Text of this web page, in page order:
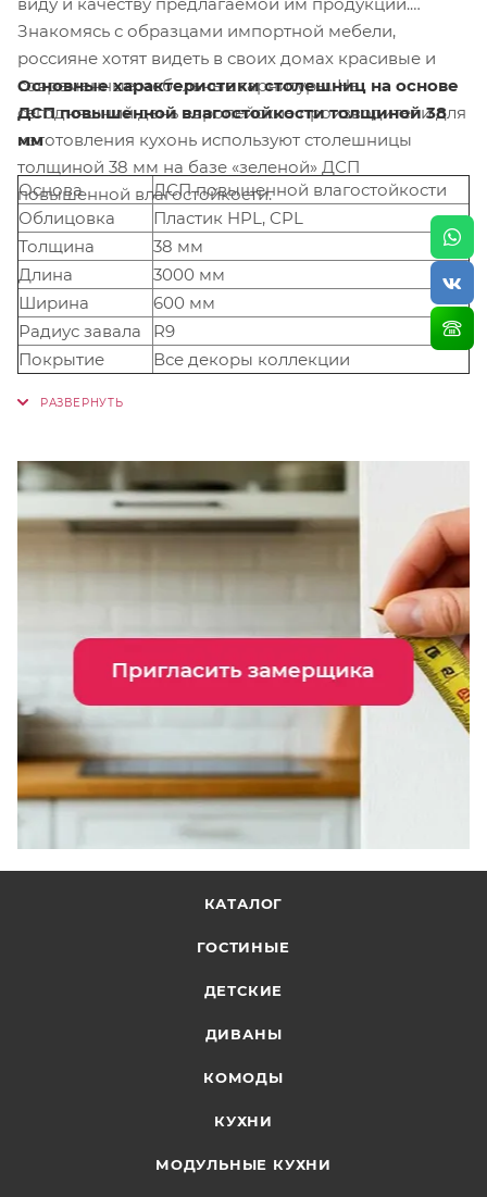
Знакомясь с образцами импортной мебели,
россияне хотят видеть в своих домах красивые и
современные мебельные гарнитуры. На
сегодняшний день европейские производители для
изготовления кухонь используют столешницы
толщиной 38 мм на базе «зеленой» ДСП
повышенной влагостойкости.
Основные характеристики столешниц на основе
ДСП повышенной влагостойкости толщиной 38
мм
Основа
ДСП повышенной влагостойкости
Облицовка
Пластик HPL, CPL
Толщина
38 мм
Длина
3000 мм
Ширина
600 мм
Радиус завала
R9
Покрытие
Все декоры коллекции
КАТАЛОГ
ГОСТИНЫЕ
ДЕТСКИЕ
ДИВАНЫ
КОМОДЫ
КУХНИ
МОДУЛЬНЫЕ КУХНИ